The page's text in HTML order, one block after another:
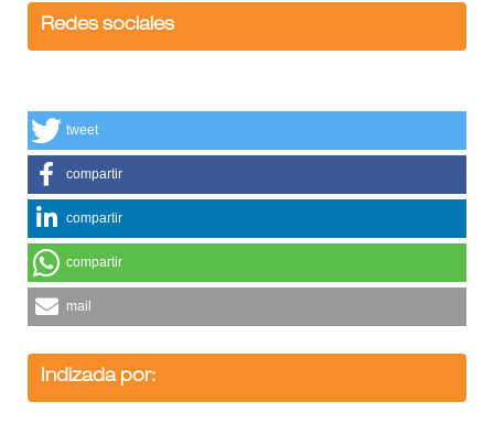
Redes sociales
tweet
compartir
compartir
compartir
mail
Indizada por: